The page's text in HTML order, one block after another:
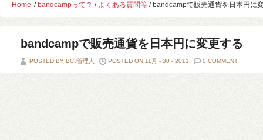
Home / bandcampって？ / よくある質問等 / bandcampで販売通貨を日本円に
bandcampで販売通貨を日本円に変更する
POSTED BY BCJ管理人 POSTED ON 11月 - 30 - 2011 0 COMMENT